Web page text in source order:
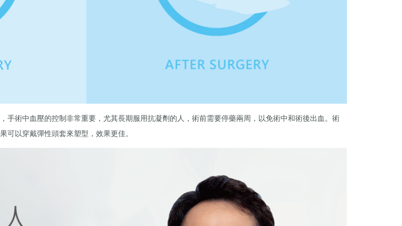
手術中血壓的控制非常重要，尤其長期服用抗凝劑的人，術前需要停藥兩周，以免術中和術後出血。術
可以穿戴彈性頭套來塑型，效果更佳。